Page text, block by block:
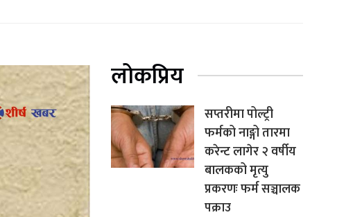
लोकप्रिय
सप्तरीमा पोल्ट्री
फर्मको नाङ्गो तारमा
करेन्ट लागेर २ वर्षीय
बालकको मृत्यु
प्रकरणः फर्म सञ्चालक
पक्राउ